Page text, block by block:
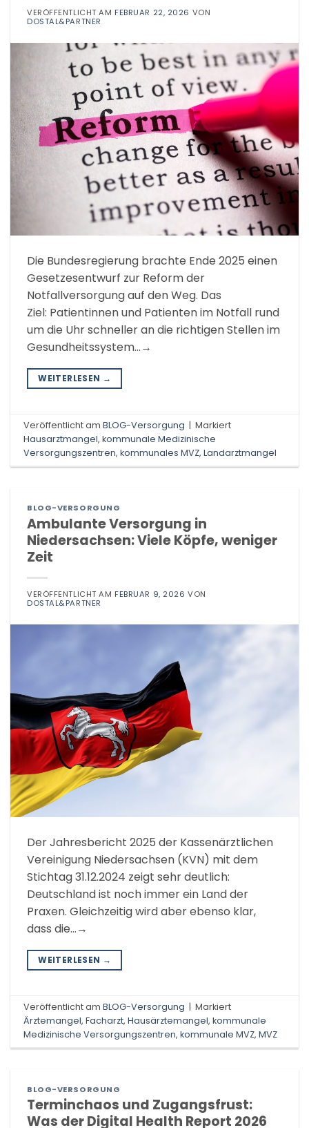
VERÖFFENTLICHT AM FEBRUAR 22, 2026 VON
DOSTAL&PARTNER
Die Bundesregierung brachte Ende 2025 einen
Gesetzesentwurf zur Reform der
Notfallversorgung auf den Weg. Das
Ziel: Patientinnen und Patienten im Notfall rund
um die Uhr schneller an die richtigen Stellen im
Gesundheitssystem…→
WEITERLESEN →
Veröffentlicht amBLOG-Versorgung | Markiert
Hausarztmangel,kommunale Medizinische
Versorgungszentren,kommunales MVZ,Landarztmangel
BLOG-VERSORGUNG
Ambulante Versorgung in
Niedersachsen: Viele Köpfe, weniger
Zeit
VERÖFFENTLICHT AM FEBRUAR 9, 2026 VON
DOSTAL&PARTNER
Der Jahresbericht 2025 der Kassenärztlichen
Vereinigung Niedersachsen (KVN) mit dem
Stichtag 31.12.2024 zeigt sehr deutlich:
Deutschland ist noch immer ein Land der
Praxen. Gleichzeitig wird aber ebenso klar,
dass die…→
WEITERLESEN →
Veröffentlicht amBLOG-Versorgung | Markiert
Ärztemangel,Facharzt,Hausärztemangel,kommunale
Medizinische Versorgungszentren,kommunale MVZ,MVZ
BLOG-VERSORGUNG
Terminchaos und Zugangsfrust:
Was der Digital Health Report 2026